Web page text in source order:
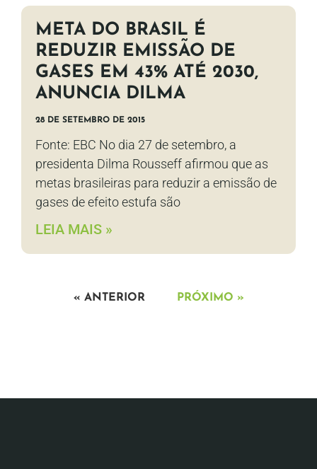
META DO BRASIL É
REDUZIR EMISSÃO DE
GASES EM 43% ATÉ 2030,
ANUNCIA DILMA
28 DE SETEMBRO DE 2015
Fonte: EBC No dia 27 de setembro, a
presidenta Dilma Rousseff afirmou que as
metas brasileiras para reduzir a emissão de
gases de efeito estufa são
LEIA MAIS »
« ANTERIOR PRÓXIMO »